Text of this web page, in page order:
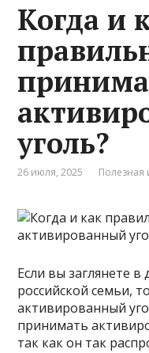
Когда и
уголь?
26 июля, 2025
Если вы заглянете
российской семьи,
активированный
принимать
так как он так